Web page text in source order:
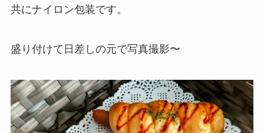
共にナイロン包装です。
盛り付けて日差しの元で写真撮影〜